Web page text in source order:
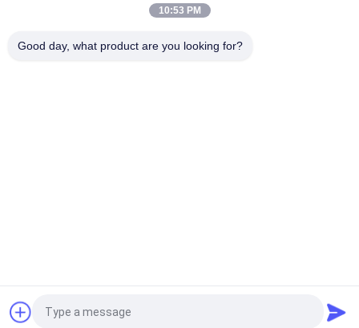
UEWH Superdunne 1,5 mmx0,1 mm rechthoekige
Vraag een offerte aan
10:53 PM
Good day, what product are you looking for?